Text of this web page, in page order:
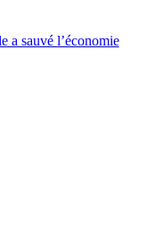
a sauvé l’économie